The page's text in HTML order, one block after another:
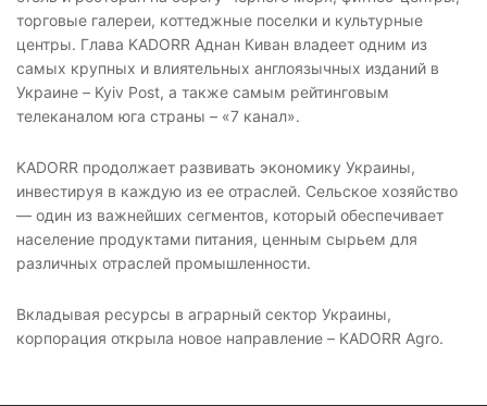
торговые галереи, коттеджные поселки и культурные
центры. Глава KADORR Аднан Киван владеет одним из
самых крупных и влиятельных англоязычных изданий в
Украине – Kyiv Post, а также самым рейтинговым
телеканалом юга страны – «7 канал».
KADORR продолжает развивать экономику Украины,
инвестируя в каждую из ее отраслей. Сельское хозяйство
— один из важнейших сегментов, который обеспечивает
население продуктами питания, ценным сырьем для
различных отраслей промышленности.
Вкладывая ресурсы в аграрный сектор Украины,
корпорация открыла новое направление – KADORR Agro.